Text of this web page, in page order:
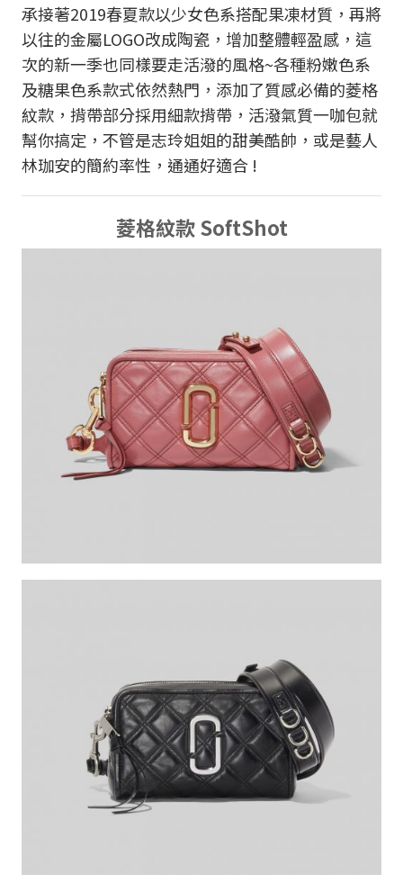
承接著2019春夏款以少女色系搭配果凍材質，再將
以往的金屬LOGO改成陶瓷，增加整體輕盈感，這
次的新一季也同樣要走活潑的風格~各種粉嫩色系
及糖果色系款式依然熱門，添加了質感必備的菱格
紋款，揹帶部分採用細款揹帶，活潑氣質一咖包就
幫你搞定，不管是志玲姐姐的甜美酷帥，或是藝人
林珈安的簡約率性，通通好適合 !
菱格紋款 SoftShot